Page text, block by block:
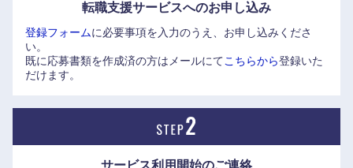
転職支援サービスへのお申し込み
登録フォームに必要事項を入力のうえ、お申し込みくださ
い。
既に応募書類を作成済の方はメールにてこちらから登録いた
だけます。
岡山県 広島県
山口県 徳島県